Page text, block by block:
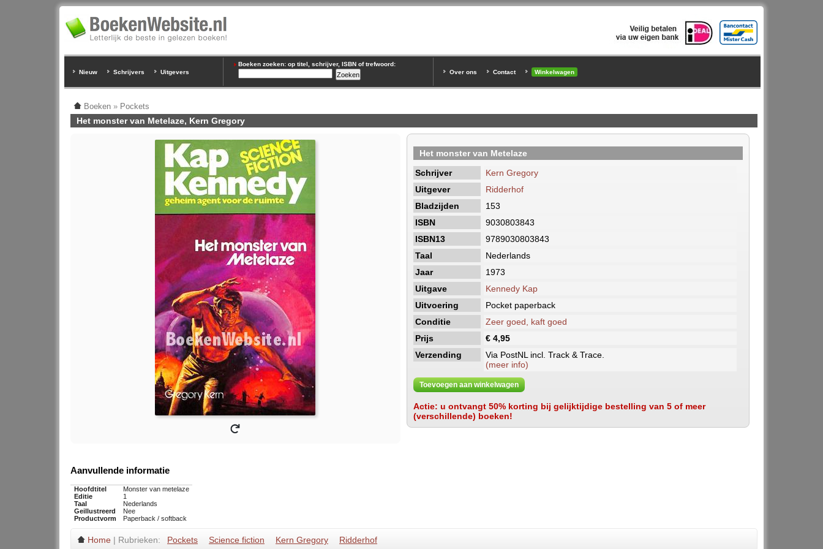
Nieuw Schrijvers Uitgevers
Boeken zoeken: op titel, schrijver, ISBN of trefwoord:
Over ons
Contact Winkelwagen
Boeken » Pockets
Het monster van Metelaze, Kern Gregory
Het monster van Metelaze
Schrijver
Kern Gregory
Uitgever
Ridderhof
Bladzijden
153
ISBN
9030803843
ISBN13
9789030803843
Taal
Nederlands
Jaar
1973
Uitgave
Kennedy Kap
Uitvoering
Pocket paperback
Conditie
Zeer goed, kaft goed
Prijs
€ 4,95
Verzending
Via PostNL incl. Track & Trace.
(meer info)
Toevoegen aan winkelwagen
Actie: u ontvangt 50% korting bij gelijktijdige bestelling van 5 of meer
(verschillende) boeken!
Aanvullende informatie
Hoofdtitel
Monster van metelaze
Editie
1
Taal
Nederlands
Geillustreerd
Nee
Productvorm
Paperback / softback
Home | Rubrieken: Pockets Science fiction Kern Gregory Ridderhof